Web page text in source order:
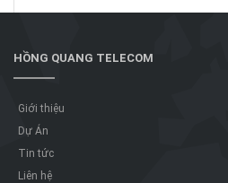
HỒNG QUANG TELECOM
Giới thiệu
Dự Án
Tin tức
Liên hệ